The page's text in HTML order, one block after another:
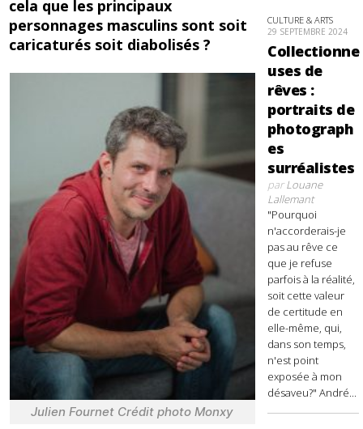
cela que les principaux
personnages masculins sont soit
caricaturés soit diabolisés ?
Julien Fournet Crédit photo Monxy
CULTURE & ARTS
29 SEPTEMBRE 2024
Collectionne
uses de
rêves :
portraits de
photograph
es
surréalistes
parLouane
Lallemant
"Pourquoi
n'accorderais-je
pas au rêve ce
que je refuse
parfois à la réalité,
soit cette valeur
de certitude en
elle-même, qui,
dans son temps,
n'est point
exposée à mon
désaveu?" André...